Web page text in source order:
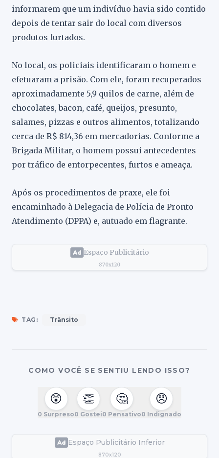
informarem que um indivíduo havia sido contido
depois de tentar sair do local com diversos
produtos furtados.
No local, os policiais identificaram o homem e
efetuaram a prisão. Com ele, foram recuperados
aproximadamente 5,9 quilos de carne, além de
chocolates, bacon, café, queijos, presunto,
salames, pizzas e outros alimentos, totalizando
cerca de R$ 814,36 em mercadorias. Conforme a
Brigada Militar, o homem possui antecedentes
por tráfico de entorpecentes, furtos e ameaça.
Após os procedimentos de praxe, ele foi
encaminhado à Delegacia de Polícia de Pronto
Atendimento (DPPA) e, autuado em flagrante.
Espaço Publicitário
870x120
TAG: Trânsito
COMO VOCÊ SE SENTIU LENDO ISSO?
😲
0 Surpreso
👏
0 Gostei
🤔
0 Pensativo
😠
0 Indignado
Espaço Publicitário Inferior
870x120